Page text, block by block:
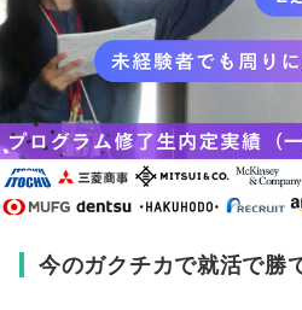
今のガクチカで就活で勝